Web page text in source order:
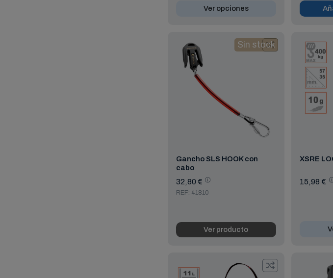
Ver opciones
Sin stock
Gancho SLS HOOK con
cabo
32,80 €
REF: 41810
Ver producto
XSRE
15,98 €